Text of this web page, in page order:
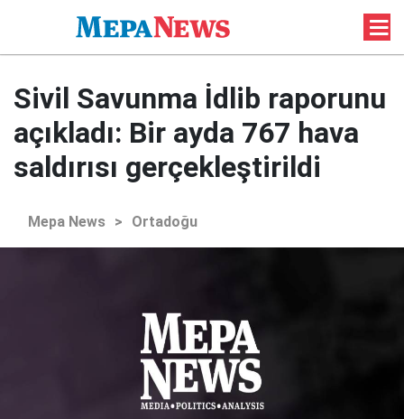
Sivil Savunma İdlib raporunu
açıkladı: Bir ayda 767 hava
saldırısı gerçekleştirildi
Mepa News > Ortadoğu